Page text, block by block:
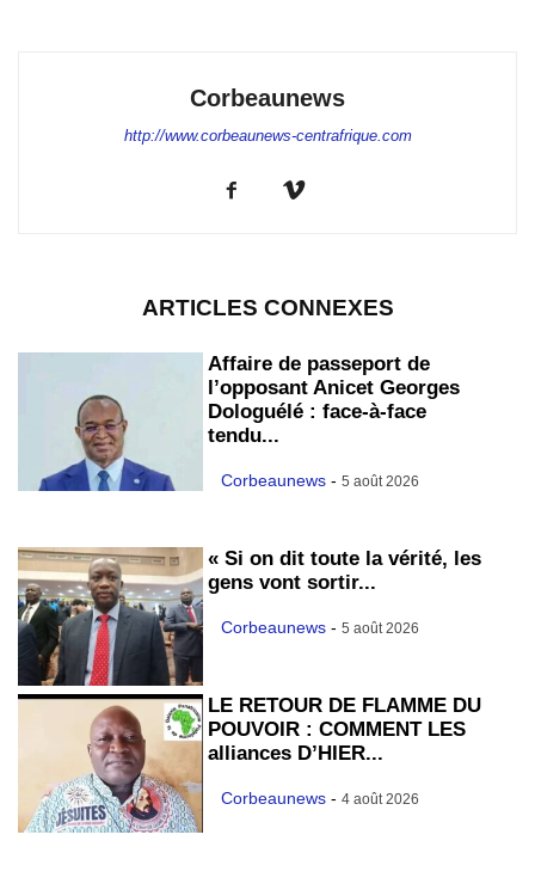
Corbeaunews
http://www.corbeaunews-centrafrique.com
ARTICLES CONNEXES
Affaire de passeport de
l’opposant Anicet Georges
Dologuélé : face-à-face
tendu...
Corbeaunews - 5 août 2026
« Si on dit toute la vérité, les
gens vont sortir...
Corbeaunews - 5 août 2026
LE RETOUR DE FLAMME DU
POUVOIR : COMMENT LES
alliances D’HIER...
Corbeaunews - 4 août 2026